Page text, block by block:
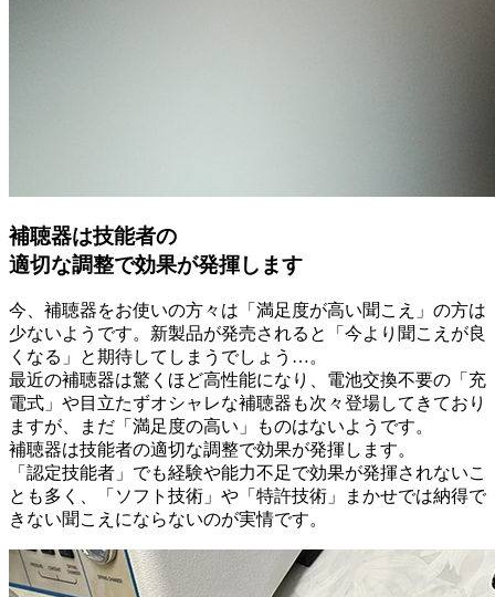
補聴器は技能者の
適切な調整で効果が発揮します
今、補聴器をお使いの方々は「満足度が高い聞こえ」の方は
少ないようです。新製品が発売されると「今より聞こえが良
くなる」と期待してしまうでしょう…。
最近の補聴器は驚くほど高性能になり、電池交換不要の「充
電式」や目立たずオシャレな補聴器も次々登場してきており
ますが、まだ「満足度の高い」ものはないようです。
補聴器は技能者の適切な調整で効果が発揮します。
「認定技能者」でも経験や能力不足で効果が発揮されないこ
とも多く、「ソフト技術」や「特許技術」まかせでは納得で
きない聞こえにならないのが実情です。